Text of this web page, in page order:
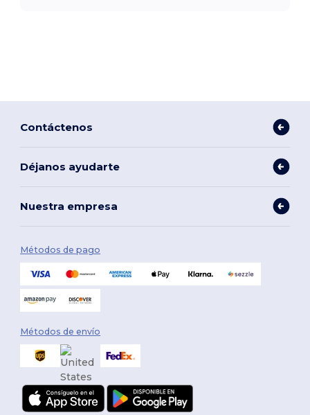
Contáctenos
Déjanos ayudarte
Nuestra empresa
Métodos de pago
Métodos de envío